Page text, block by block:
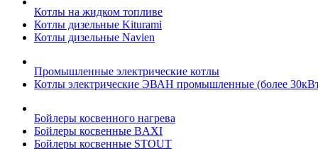
Котлы на жидком топливе
Котлы дизельные Kiturami
Котлы дизельные Navien
Промышленные электрические котлы
Котлы электрические ЭВАН промышленные (более
Бойлеры косвенного нагрева
Бойлеры косвенные BAXI
Бойлеры косвенные STOUT